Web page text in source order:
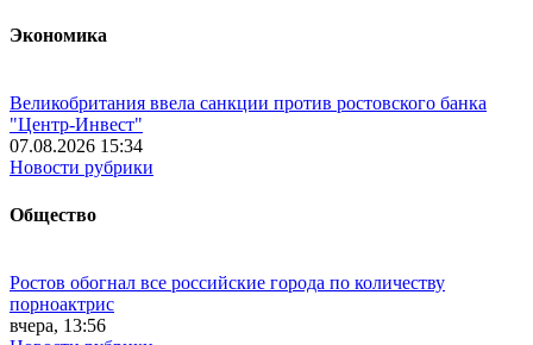
Экономика
Великобритания ввела санкции против ростовского банка
"Центр-Инвест"
07.08.2026 15:34
Новости рубрики
Общество
Ростов обогнал все российские города по количеству
порноактрис
вчера, 13:56